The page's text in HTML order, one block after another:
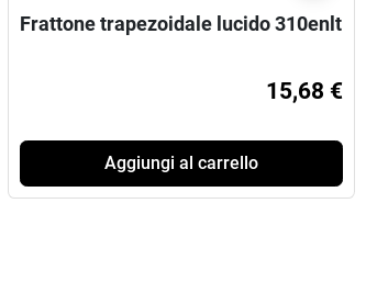
Frattone trapezoidale lucido 310enlt
15,68 €
Aggiungi al carrello